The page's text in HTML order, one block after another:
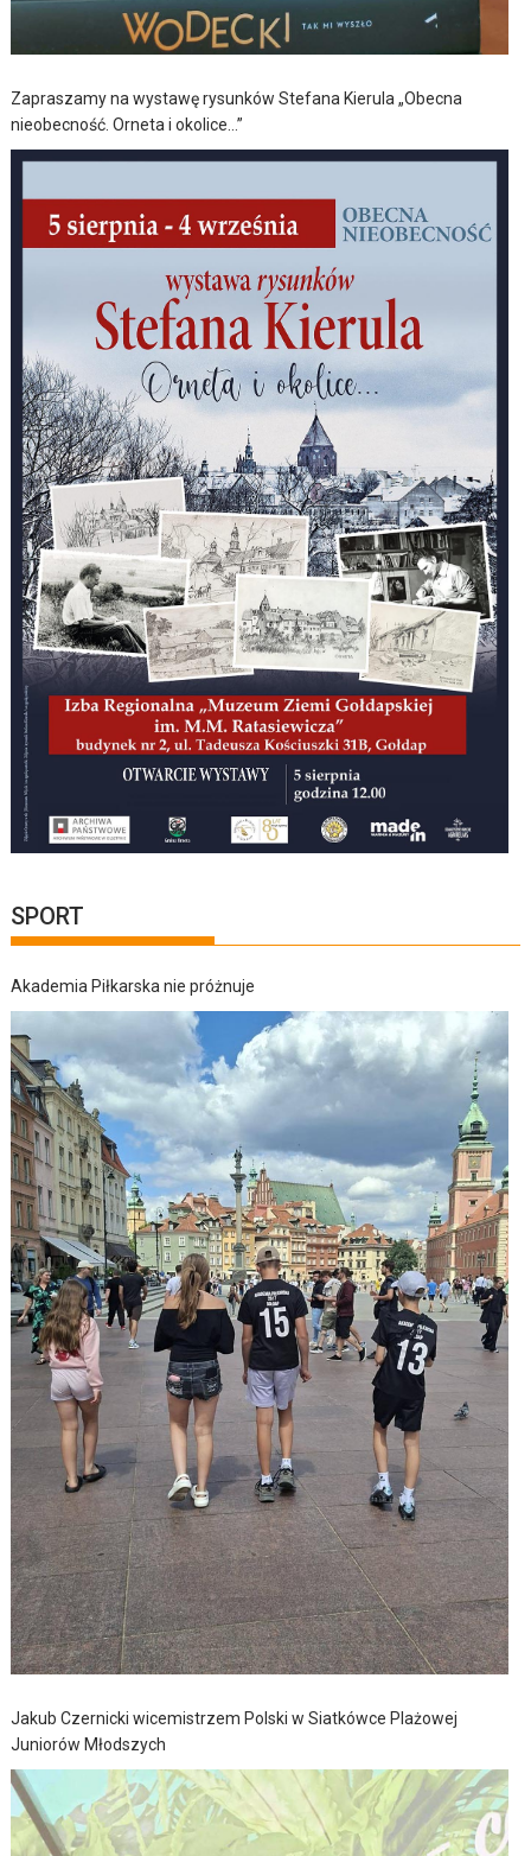
Zapraszamy na wystawę rysunków Stefana Kierula „Obecna
nieobecność. Orneta i okolice…”
SPORT
Akademia Piłkarska nie próżnuje
Jakub Czernicki wicemistrzem Polski w Siatkówce Plażowej
Juniorów Młodszych